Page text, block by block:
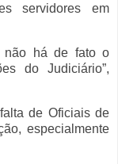
servidores em
não há de fato o
do Judiciário”,
de Oficiais de
especialmente